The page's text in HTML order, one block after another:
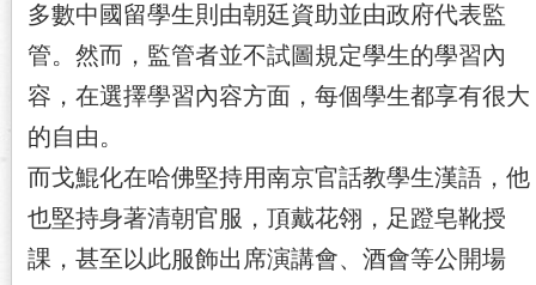
多數中國留學生則由朝廷資助並由政府代表監
管。然而，監管者並不試圖規定學生的學習內
容，在選擇學習內容方面，每個學生都享有很大
的自由。
而戈鯤化在哈佛堅持用南京官話教學生漢語，他
也堅持身著清朝官服，頂戴花翎，足蹬皂靴授
課，甚至以此服飾出席演講會、酒會等公開場